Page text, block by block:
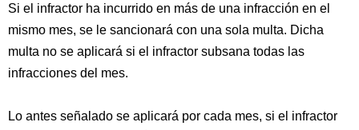
Si el infractor ha incurrido en más de una infracción en el
mismo mes, se le sancionará con una sola multa. Dicha
multa no se aplicará si el infractor subsana todas las
infracciones del mes.
Lo antes señalado se aplicará por cada mes, si el infractor